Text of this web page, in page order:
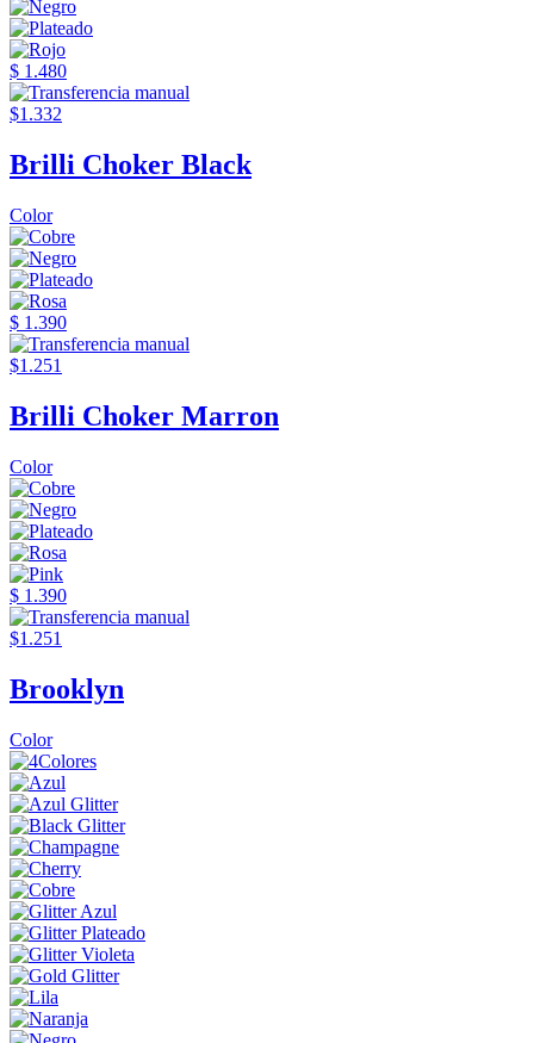
$ 1.480
$1.332
Brilli Choker Black
Color
$ 1.390
$1.251
Brilli Choker Marron
Color
$ 1.390
$1.251
Brooklyn
Color